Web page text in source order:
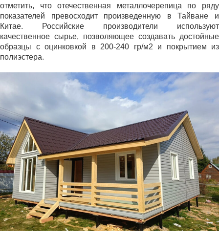
отметить, что отечественная металлочерепица по ряду
показателей превосходит произведенную в Тайване и
Китае. Российские производители используют
качественное сырье, позволяющее создавать достойные
образцы с оцинковкой в 200-240 гр/м2 и покрытием из
полиэстера.